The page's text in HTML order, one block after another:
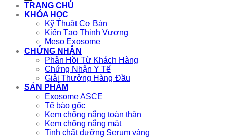
TRANG CHỦ
KHÓA HỌC
Kỹ Thuật Cơ Bản
Kiến Tạo Thịnh Vượng
Meso Exosome
CHỨNG NHẬN
Phản Hồi Từ Khách Hàng
Chứng Nhận Y Tế
Giải Thưởng Hàng Đầu
SẢN PHẨM
Exosome ASCE
Tế bào gốc
Kem chống nắng toàn thân
Kem chống nắng mặt
Tinh chất dưỡng Serum vàng